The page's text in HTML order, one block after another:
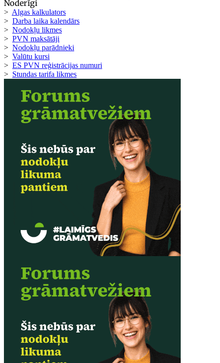
Noderīgi
> Algas kalkulators
> Darba laika kalendārs
> Nodokļu likmes
> PVN maksātāji
> Nodokļu parādnieki
> Valūtu kursi
> ES PVN reģistrācijas numuri
> Stundas tarifa likmes